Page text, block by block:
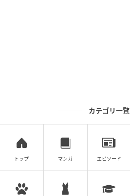
カテゴリ一覧
トップ マンガ エピソード